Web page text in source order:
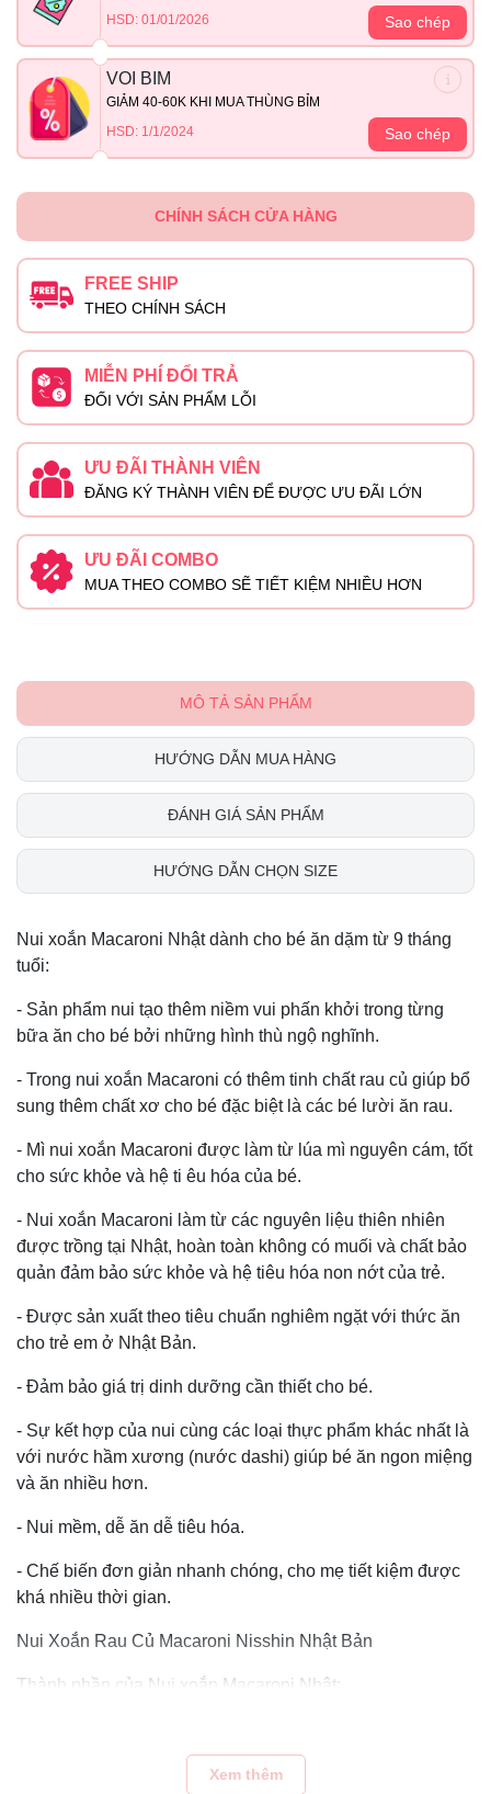
HSD: 01/01/2026
Sao chép
VOI BIM
GIẢM 40-60K KHI MUA THÙNG BỈM
HSD: 1/1/2024
Sao chép
CHÍNH SÁCH CỬA HÀNG
FREE SHIP
THEO CHÍNH SÁCH
MIỄN PHÍ ĐỔI TRẢ
ĐỐI VỚI SẢN PHẨM LỖI
ƯU ĐÃI THÀNH VIÊN
ĐĂNG KÝ THÀNH VIÊN ĐỂ ĐƯỢC ƯU ĐÃI LỚN
ƯU ĐÃI COMBO
MUA THEO COMBO SẼ TIẾT KIỆM NHIỀU HƠN
MÔ TẢ SẢN PHẨM
HƯỚNG DẪN MUA HÀNG
ĐÁNH GIÁ SẢN PHẨM
HƯỚNG DẪN CHỌN SIZE
Nui xoắn Macaroni Nhật dành cho bé ăn dặm từ 9 tháng
tuổi:
- Sản phẩm nui tạo thêm niềm vui phấn khởi trong từng
bữa ăn cho bé bởi những hình thù ngộ nghĩnh.
- Trong nui xoắn Macaroni có thêm tinh chất rau củ giúp bổ
sung thêm chất xơ cho bé đặc biệt là các bé lười ăn rau.
- Mì nui xoắn Macaroni được làm từ lúa mì nguyên cám, tốt
cho sức khỏe và hệ ti êu hóa của bé.
- Nui xoắn Macaroni làm từ các nguyên liệu thiên nhiên
được trồng tại Nhật, hoàn toàn không có muối và chất bảo
quản đảm bảo sức khỏe và hệ tiêu hóa non nớt của trẻ.
- Được sản xuất theo tiêu chuẩn nghiêm ngặt với thức ăn
cho trẻ em ở Nhật Bản.
- Đảm bảo giá trị dinh dưỡng cần thiết cho bé.
- Sự kết hợp của nui cùng các loại thực phẩm khác nhất là
với nước hầm xương (nước dashi) giúp bé ăn ngon miệng
và ăn nhiều hơn.
- Nui mềm, dễ ăn dễ tiêu hóa.
- Chế biến đơn giản nhanh chóng, cho mẹ tiết kiệm được
khá nhiều thời gian.
Nui Xoắn Rau Củ Macaroni Nisshin Nhật Bản
Thành phần của Nui xoắn Macaroni Nhật:
Xem thêm